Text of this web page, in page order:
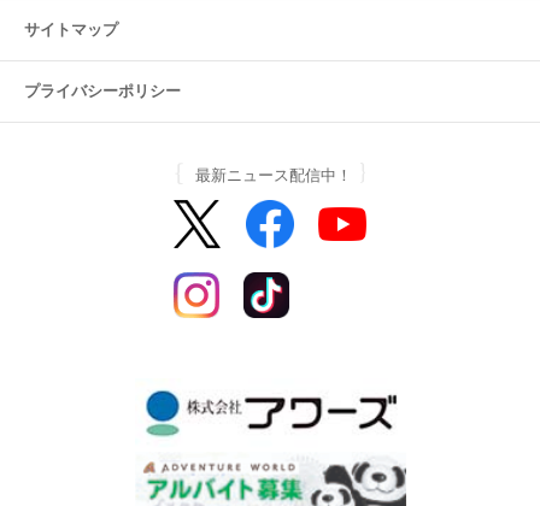
サイトマップ
プライバシーポリシー
最新ニュース配信中！